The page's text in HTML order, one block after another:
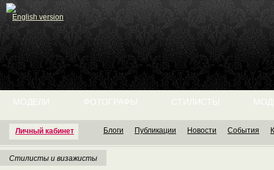
English version
Личный кабинет
МОДЕЛИ ФОТОГРАФЫ СТИЛИСТЫ
Блоги Публикации Новости События
Стилисты и визажисты